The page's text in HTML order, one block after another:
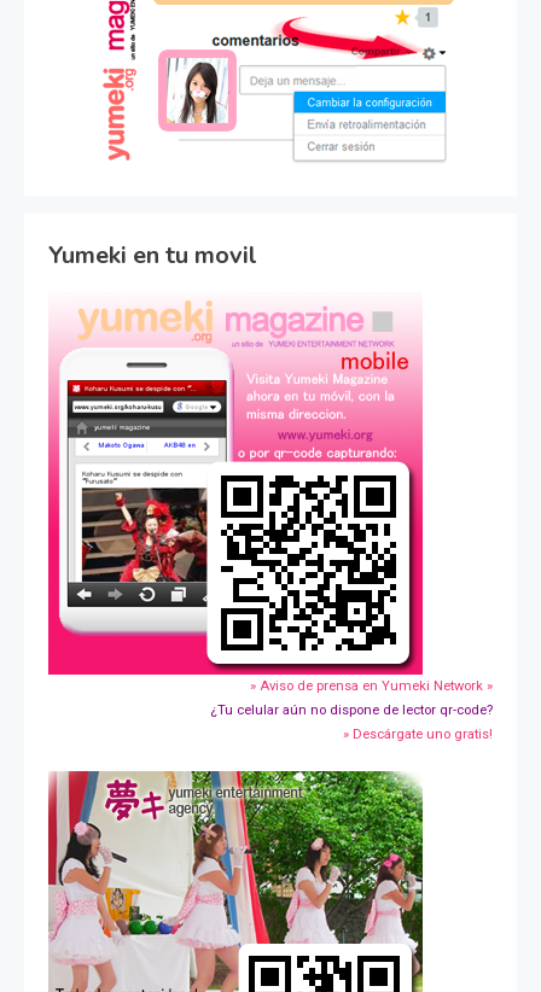
Yumeki en tu movil
» Aviso de prensa en Yumeki Network »
¿Tu celular aún no dispone de lector qr-code?
» Descárgate uno gratis!